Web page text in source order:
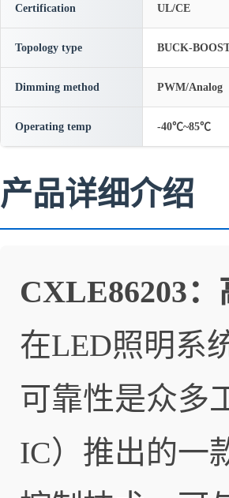
Certification UL/CE
Topology type BUCK-
Dimming method PWM/Analog
Operating temp -40℃~85℃
产品详细介绍
CXLE86203
在LED照明系
可靠性是众多
IC）推出的一